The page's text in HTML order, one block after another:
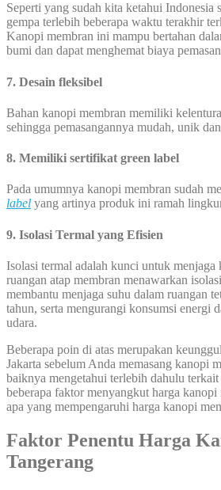
Seperti yang sudah kita ketahui Indonesia
gempa terlebih beberapa waktu terakhir
Kanopi membran ini mampu bertahan
bumi dan dapat menghemat biaya
7. Desain fleksibel
Bahan kanopi membran memiliki
sehingga pemasangannya mudah, unik
8. Memiliki sertifikat green label
Pada umumnya kanopi membran sudah
label yang artinya produk ini ramah
9. Isolasi Termal yang Efisien
Isolasi termal adalah kunci untuk menjaga
ruangan atap membran menawarkan
membantu menjaga suhu dalam ruangan
tahun, serta mengurangi konsumsi energi
udara.
Beberapa poin di atas merupakan
Jakarta sebelum Anda memasang kanopi
baiknya mengetahui terlebih dahulu terkait
beberapa faktor menyangkut harga kanopi
apa yang mempengaruhi harga kanopi
Faktor Penentu Harga
Tangerang